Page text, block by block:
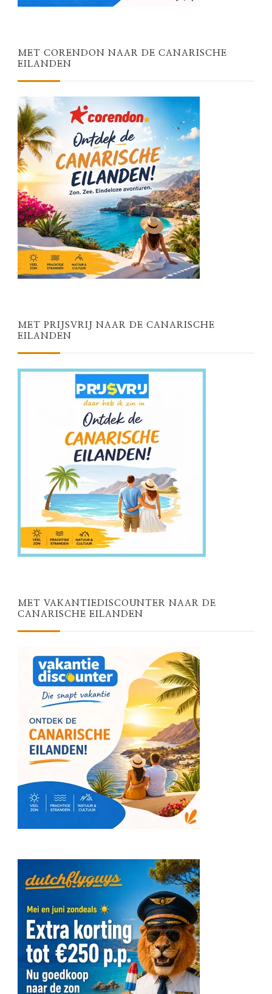
MET CORENDON NAAR DE CANARISCHE
EILANDEN
MET PRIJSVRIJ NAAR DE CANARISCHE
EILANDEN
MET VAKANTIEDISCOUNTER NAAR DE
CANARISCHE EILANDEN